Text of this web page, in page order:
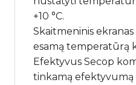
+10 °C.
Skaitmeninis
esamą temperatūrą
Efektyvus Secop
tinkamą efektyvumą